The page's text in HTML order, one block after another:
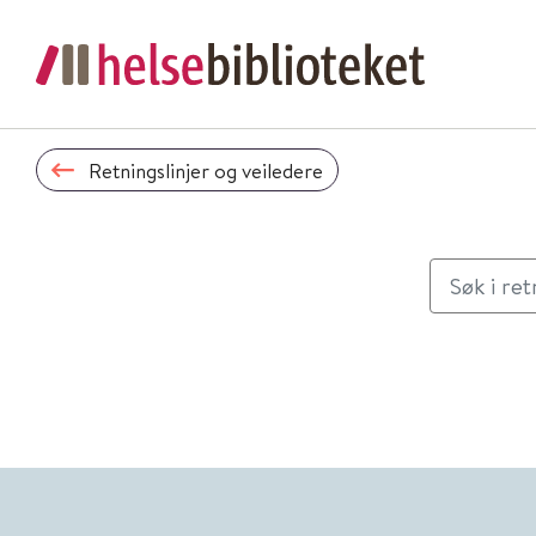
Retningslinjer og veiledere